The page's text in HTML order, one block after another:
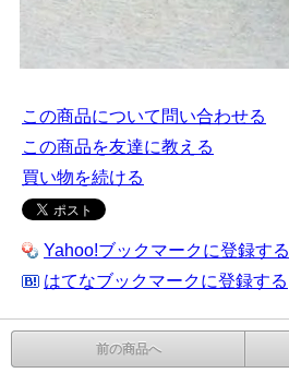
この商品について問い合わせる
この商品を友達に教える
買い物を続ける
Yahoo!ブックマークに登録する
はてなブックマークに登録する
前の商品へ